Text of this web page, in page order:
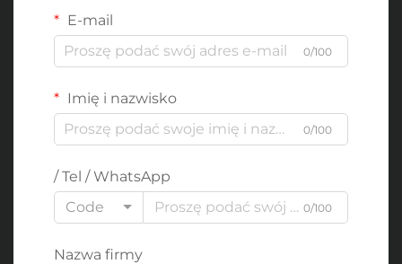
E-mail
0/100
Imię i nazwisko
0/100
/ Tel / WhatsApp
Code
0/100
Nazwa firmy